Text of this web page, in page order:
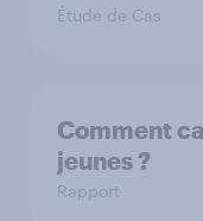
Étude de Cas
Comment
jeunes ?
Rapport